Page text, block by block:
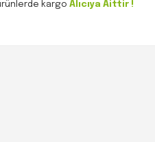
ürünlerde kargoAlıcıya Aittir !